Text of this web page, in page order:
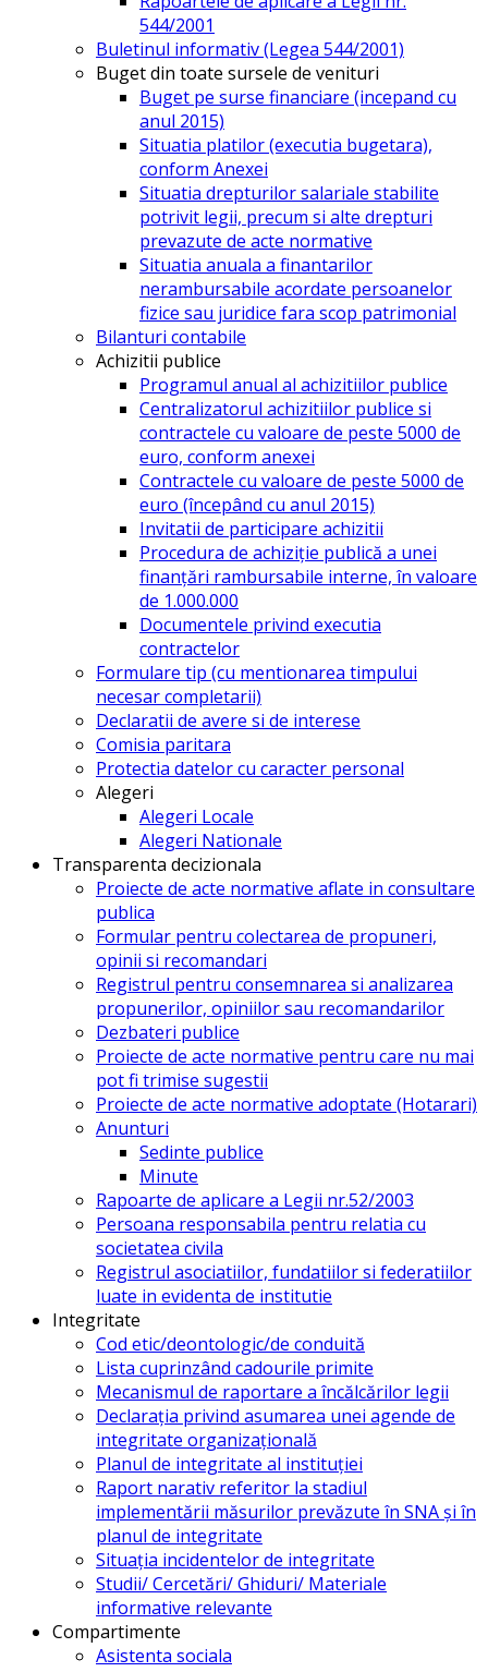
544/2001
Buletinul informativ (Legea 544/2001)
Buget din toate sursele de venituri
Buget pe surse financiare (incepand cu
anul 2015)
Situatia platilor (executia bugetara),
conform Anexei
Situatia drepturilor salariale stabilite
potrivit legii, precum si alte drepturi
prevazute de acte normative
Situatia anuala a finantarilor
nerambursabile acordate persoanelor
fizice sau juridice fara scop patrimonial
Bilanturi contabile
Achizitii publice
Programul anual al achizitiilor publice
Centralizatorul achizitiilor publice si
contractele cu valoare de peste 5000 de
euro, conform anexei
Contractele cu valoare de peste 5000 de
euro (începând cu anul 2015)
Invitatii de participare achizitii
Procedura de achiziție publică a unei
finanțări rambursabile interne, în valoare
de 1.000.000
Documentele privind executia
contractelor
Formulare tip (cu mentionarea timpului
necesar completarii)
Declaratii de avere si de interese
Comisia paritara
Protectia datelor cu caracter personal
Alegeri
Alegeri Locale
Alegeri Nationale
Transparenta decizionala
Proiecte de acte normative aflate in consultare
publica
Formular pentru colectarea de propuneri,
opinii si recomandari
Registrul pentru consemnarea si analizarea
propunerilor, opiniilor sau recomandarilor
Dezbateri publice
Proiecte de acte normative pentru care nu mai
pot fi trimise sugestii
Proiecte de acte normative adoptate (Hotarari)
Anunturi
Sedinte publice
Minute
Rapoarte de aplicare a Legii nr.52/2003
Persoana responsabila pentru relatia cu
societatea civila
Registrul asociatiilor, fundatiilor si federatiilor
luate in evidenta de institutie
Integritate
Cod etic/deontologic/de conduită
Lista cuprinzând cadourile primite
Mecanismul de raportare a încălcărilor legii
Declarația privind asumarea unei agende de
integritate organizațională
Planul de integritate al instituției
Raport narativ referitor la stadiul
implementării măsurilor prevăzute în SNA și în
planul de integritate
Situația incidentelor de integritate
Studii/ Cercetări/ Ghiduri/ Materiale
informative relevante
Compartimente
Asistenta sociala